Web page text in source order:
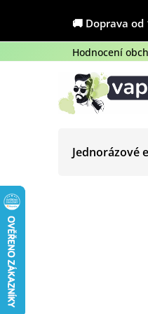
obsah
🚚 Doprava od
Hodnocení
Jednorázové